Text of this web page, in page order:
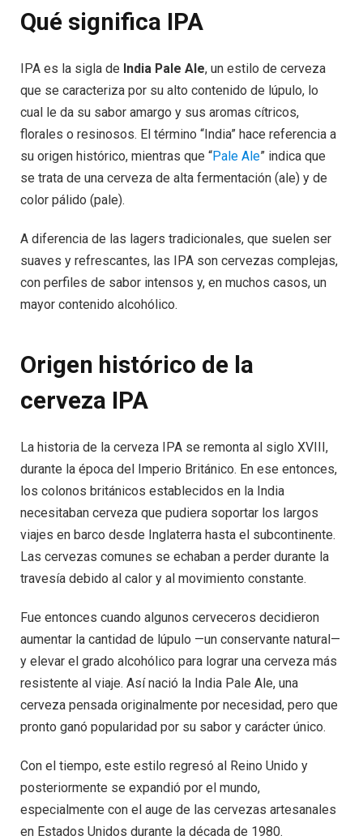
Qué significa IPA
IPA es la sigla de India Pale Ale, un estilo de cerveza
que se caracteriza por su alto contenido de lúpulo, lo
cual le da su sabor amargo y sus aromas cítricos,
florales o resinosos. El término “India” hace referencia a
su origen histórico, mientras que “Pale Ale” indica que
se trata de una cerveza de alta fermentación (ale) y de
color pálido (pale).
A diferencia de las lagers tradicionales, que suelen ser
suaves y refrescantes, las IPA son cervezas complejas,
con perfiles de sabor intensos y, en muchos casos, un
mayor contenido alcohólico.
Origen histórico de la
cerveza IPA
La historia de la cerveza IPA se remonta al siglo XVIII,
durante la época del Imperio Británico. En ese entonces,
los colonos británicos establecidos en la India
necesitaban cerveza que pudiera soportar los largos
viajes en barco desde Inglaterra hasta el subcontinente.
Las cervezas comunes se echaban a perder durante la
travesía debido al calor y al movimiento constante.
Fue entonces cuando algunos cerveceros decidieron
aumentar la cantidad de lúpulo —un conservante natural—
y elevar el grado alcohólico para lograr una cerveza más
resistente al viaje. Así nació la India Pale Ale, una
cerveza pensada originalmente por necesidad, pero que
pronto ganó popularidad por su sabor y carácter único.
Con el tiempo, este estilo regresó al Reino Unido y
posteriormente se expandió por el mundo,
especialmente con el auge de las cervezas artesanales
en Estados Unidos durante la década de 1980.